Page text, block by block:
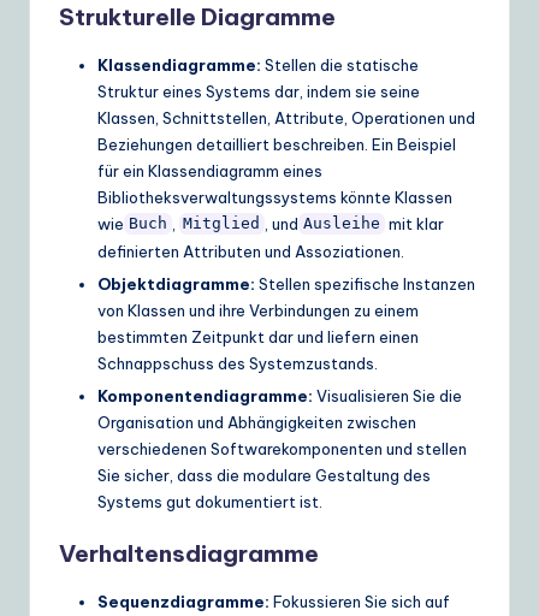
Strukturelle Diagramme
Klassendiagramme: Stellen die statische
Struktur eines Systems dar, indem sie seine
Klassen, Schnittstellen, Attribute, Operationen und
Beziehungen detailliert beschreiben. Ein Beispiel
für ein Klassendiagramm eines
Bibliotheksverwaltungssystems könnte Klassen
wie Buch Mitglied , und Ausleihe mit klar
definierten Attributen und Assoziationen.
Objektdiagramme: Stellen spezifische Instanzen
von Klassen und ihre Verbindungen zu einem
bestimmten Zeitpunkt dar und liefern einen
Schnappschuss des Systemzustands.
Komponentendiagramme: Visualisieren Sie die
Organisation und Abhängigkeiten zwischen
verschiedenen Softwarekomponenten und stellen
Sie sicher, dass die modulare Gestaltung des
Systems gut dokumentiert ist.
Verhaltensdiagramme
Sequenzdiagramme: Fokussieren Sie sich auf